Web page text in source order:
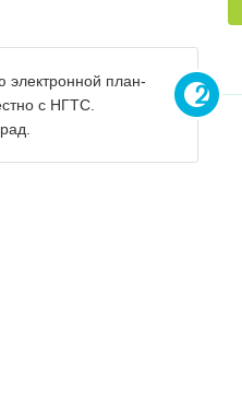
электронной план-
с НГТС.